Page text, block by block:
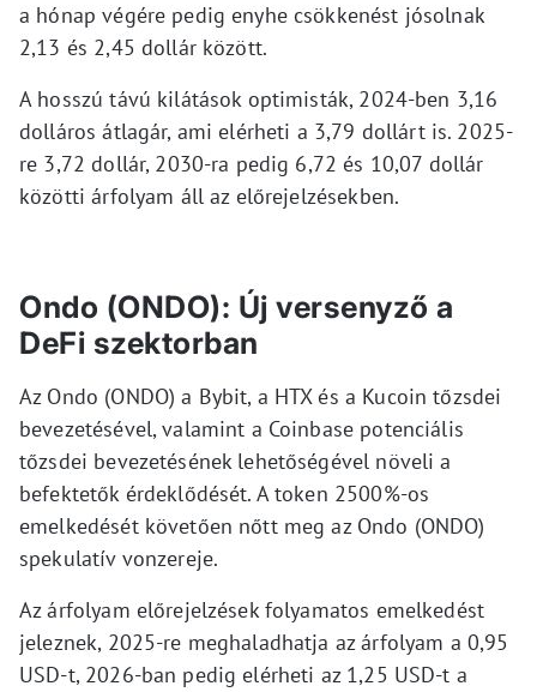
a hónap végére pedig enyhe csökkenést jósolnak
2,13 és 2,45 dollár között.
A hosszú távú kilátások optimisták, 2024-ben 3,16
dolláros átlagár, ami elérheti a 3,79 dollárt is. 2025-
re 3,72 dollár, 2030-ra pedig 6,72 és 10,07 dollár
közötti árfolyam áll az előrejelzésekben.
Ondo (ONDO): Új versenyző a
DeFi szektorban
Az Ondo (ONDO) a Bybit, a HTX és a Kucoin tőzsdei
bevezetésével, valamint a Coinbase potenciális
tőzsdei bevezetésének lehetőségével növeli a
befektetők érdeklődését. A token 2500%-os
emelkedését követően nőtt meg az Ondo (ONDO)
spekulatív vonzereje.
Az árfolyam előrejelzések folyamatos emelkedést
jeleznek, 2025-re meghaladhatja az árfolyam a 0,95
USD-t, 2026-ban pedig elérheti az 1,25 USD-t a